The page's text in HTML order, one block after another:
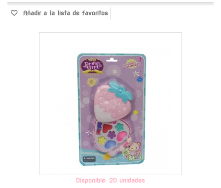
Añadir a la lista de favoritos
Disponible: 20 unidades